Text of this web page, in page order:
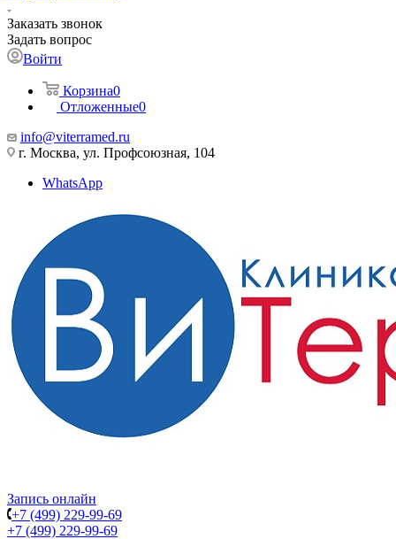
Заказать звонок
Задать вопрос
Войти
Корзина0
Отложенные0
info@viterramed.ru
г. Москва, ул. Профсоюзная, 104
WhatsApp
Запись онлайн
+7 (499) 229-99-69
+7 (499) 229-99-69